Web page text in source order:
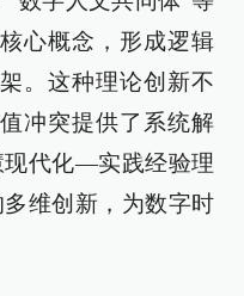
心概念，形成逻辑
。这种理论创新不
冲突提供了系统解
现代化—实践经验理
维创新，为数字时